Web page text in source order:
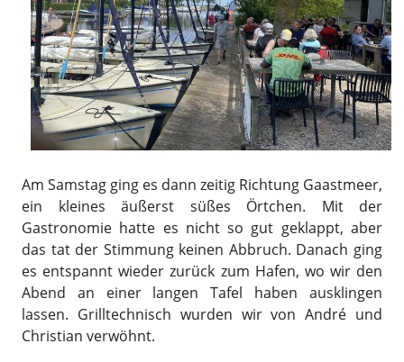
Am Samstag ging es dann zeitig Richtung Gaastmeer,
ein kleines äußerst süßes Örtchen. Mit der
Gastronomie hatte es nicht so gut geklappt, aber
das tat der Stimmung keinen Abbruch. Danach ging
es entspannt wieder zurück zum Hafen, wo wir den
Abend an einer langen Tafel haben ausklingen
lassen. Grilltechnisch wurden wir von André und
Christian verwöhnt.